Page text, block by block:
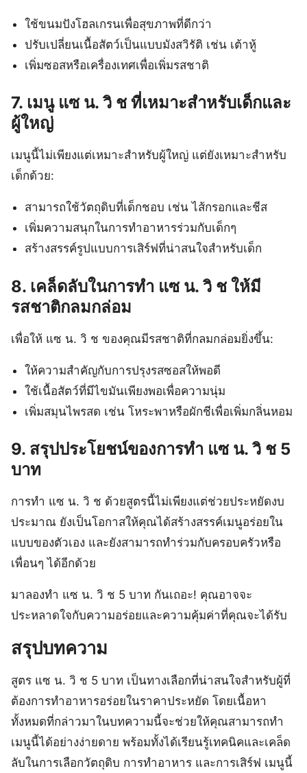
ใช้ขนมปังโฮลเกรนเพื่อสุขภาพที่ดีกว่า
ปรับเปลี่ยนเนื้อสัตว์เป็นแบบมังสวิรัติ เช่น เต้าหู้
เพิ่มซอสหรือเครื่องเทศเพื่อเพิ่มรสชาติ
7. เมนู แซ น. วิ ช ที่เหมาะสำหรับเด็กและ
ผู้ใหญ่
เมนูนี้ไม่เพียงแต่เหมาะสำหรับผู้ใหญ่ แต่ยังเหมาะสำหรับ
เด็กด้วย:
สามารถใช้วัตถุดิบที่เด็กชอบ เช่น ไส้กรอกและชีส
เพิ่มความสนุกในการทำอาหารร่วมกับเด็กๆ
สร้างสรรค์รูปแบบการเสิร์ฟที่น่าสนใจสำหรับเด็ก
8. เคล็ดลับในการทำ แซ น. วิ ช ให้มี
รสชาติกลมกล่อม
เพื่อให้ แซ น. วิ ช ของคุณมีรสชาติที่กลมกล่อมยิ่งขึ้น:
ให้ความสำคัญกับการปรุงรสซอสให้พอดี
ใช้เนื้อสัตว์ที่มีไขมันเพียงพอเพื่อความนุ่ม
เพิ่มสมุนไพรสด เช่น โหระพาหรือผักชีเพื่อเพิ่มกลิ่นหอม
9. สรุปประโยชน์ของการทำ แซ น. วิ ช 5
บาท
การทำ แซ น. วิ ช ด้วยสูตรนี้ไม่เพียงแต่ช่วยประหยัดงบ
ประมาณ ยังเป็นโอกาสให้คุณได้สร้างสรรค์เมนูอร่อยใน
แบบของตัวเอง และยังสามารถทำร่วมกับครอบครัวหรือ
เพื่อนๆ ได้อีกด้วย
มาลองทำ แซ น. วิ ช 5 บาท กันเถอะ! คุณอาจจะ
ประหลาดใจกับความอร่อยและความคุ้มค่าที่คุณจะได้รับ
สรุปบทความ
สูตร แซ น. วิ ช 5 บาท เป็นทางเลือกที่น่าสนใจสำหรับผู้ที่
ต้องการทำอาหารอร่อยในราคาประหยัด โดยเนื้อหา
ทั้งหมดที่กล่าวมาในบทความนี้จะช่วยให้คุณสามารถทำ
เมนูนี้ได้อย่างง่ายดาย พร้อมทั้งได้เรียนรู้เทคนิคและเคล็ด
ลับในการเลือกวัตถุดิบ การทำอาหาร และการเสิร์ฟ เมนูนี้